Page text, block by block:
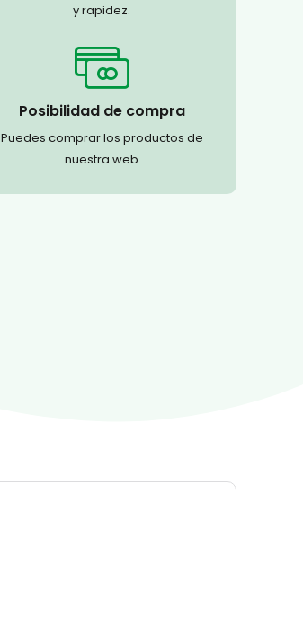
y rapidez.
Posibilidad de compra
Puedes comprar los productos de
nuestra web